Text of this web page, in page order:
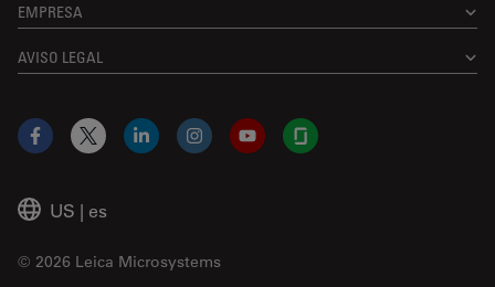
EMPRESA
AVISO LEGAL
US | es
© 2026 Leica Microsystems
Facebook
X LinkedInInstagramYouTubeGlassdoor